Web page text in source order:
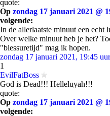
quote:
Op zondag 17 januari 2021 @
volgende:
In de allerlaatste minuut een echt
Over welke minuut heb je het?
"blessuretijd" mag ik hopen.
zondag 17 januari 2021, 19:45 uur
1
EvilFatBoss
God is Dead!!! Helleluyah!!!
quote:
Op zondag 17 januari 2021 @
volgende: